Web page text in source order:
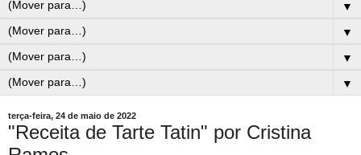
▼
▼
▼
▼
terça-feira, 24 de maio de 2022
"Receita de Tarte Tatin" por Cristina